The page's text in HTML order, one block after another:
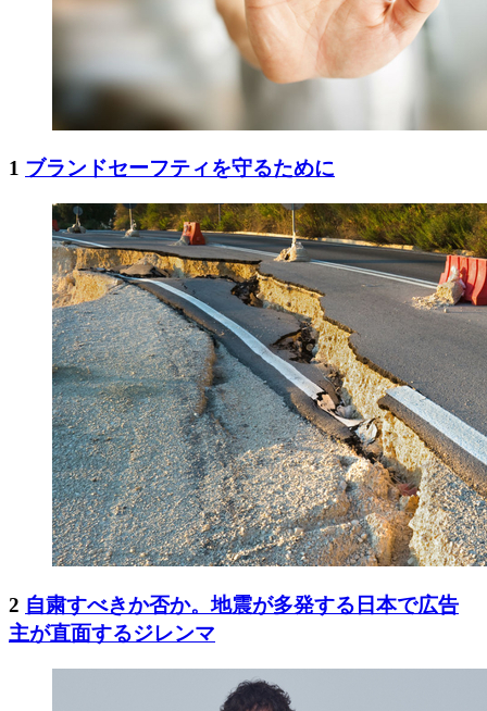
1 ブランドセーフティを守るために
2 自粛すべきか否か。地震が多発する日本で広告
主が直面するジレンマ